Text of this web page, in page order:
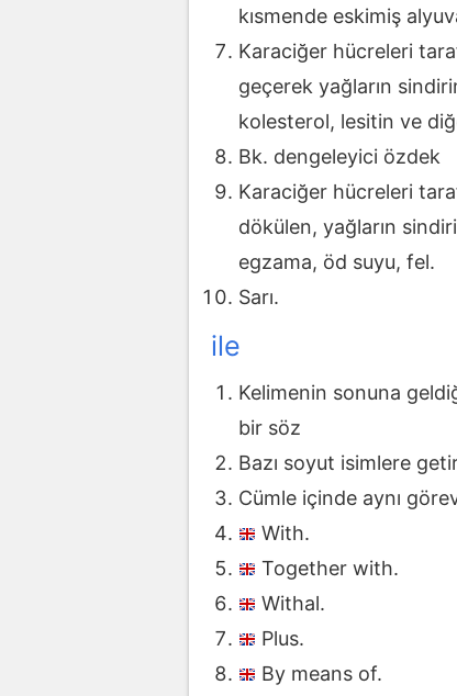
kısmende eskimiş
Karaciğer hücreleri
geçerek yağların
kolesterol, lesitin ve
Bk. dengeleyici özdek
Karaciğer hücreleri
dökülen, yağların
egzama, öd suyu, fel.
Sarı.
ile
Kelimenin sonuna
bir söz
Bazı soyut isimlere
Cümle içinde aynı
With.
Together with.
Withal.
Plus.
By means of.